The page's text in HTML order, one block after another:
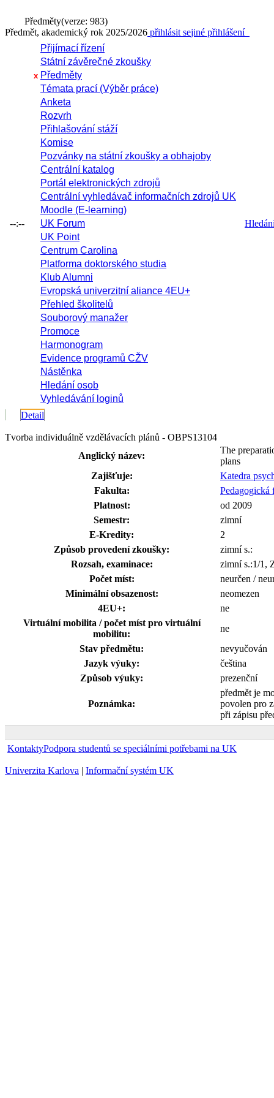
Předměty(verze: 983)
Předmět, akademický rok 2025/2026 přihlásit sejiné přihlášení
--:--
Přijímací řízení
Státní závěrečné zkoušky
x Předměty
Témata prací (Výběr práce)
Anketa
Rozvrh
Přihlašování stáží
Komise
Pozvánky na státní zkoušky a obhajoby
Centrální katalog
Portál elektronických zdrojů
Centrální vyhledávač informačních zdrojů UK
Moodle (E-learning)
UK Forum
UK Point
Centrum Carolina
Platforma doktorského studia
Klub Alumni
Evropská univerzitní aliance 4EU+
Přehled školitelů
Souborový manažer
Promoce
Harmonogram
Evidence programů CŽV
Nástěnka
Hledání osob
Vyhledávání loginů
Detail
Tvorba individuálně vzdělávacích plánů - OBPS13104
Anglický název:
The
plans
Zajišťuje:
Katedra
Fakulta:
Pedagogická
Platnost:
od 2009
Semestr:
zimní
E-Kredity:
2
Způsob provedení zkoušky:
zimní s.:
Rozsah, examinace:
zimní s.:1/1,
Počet míst:
neurčen /
Minimální obsazenost:
neomezen
4EU+:
ne
Virtuální mobilita / počet míst pro virtuální
mobilitu:
ne
Stav předmětu:
nevyučován
Jazyk výuky:
čeština
Způsob výuky:
prezenční
Poznámka:
předmět je
povolen pro
při zápisu
KontaktyPodpora studentů se speciálními potřebami na UK
Univerzita Karlova | Informační systém UK